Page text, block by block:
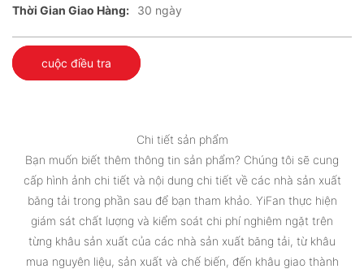
Thời Gian Giao Hàng:
30 ngày
cuộc điều tra
Chi tiết sản phẩm
Bạn muốn biết thêm thông tin sản phẩm? Chúng tôi sẽ cung
cấp hình ảnh chi tiết và nội dung chi tiết về các nhà sản xuất
băng tải trong phần sau để bạn tham khảo. YiFan thực hiện
giám sát chất lượng và kiểm soát chi phí nghiêm ngặt trên
từng khâu sản xuất của các nhà sản xuất băng tải, từ khâu
mua nguyên liệu, sản xuất và chế biến, đến khâu giao thành